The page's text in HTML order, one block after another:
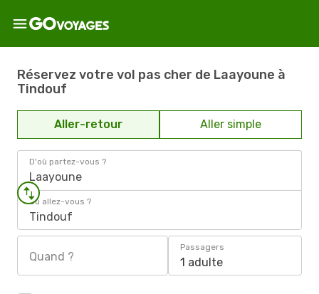
Réservez votre vol pas cher de Laayoune à
Tindouf
Aller-retour Aller simple
D'où partez-vous ?
Laayoune
Où allez-vous ?
Tindouf
Quand ?
Passagers
1 adulte